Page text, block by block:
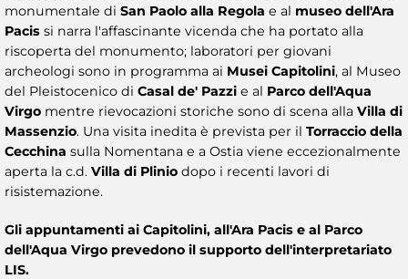
monumentale di San Paolo alla Regola e al museo dell'Ara
Pacis si narra l'affascinante vicenda che ha portato alla
riscoperta del monumento; laboratori per giovani
archeologi sono in programma ai Musei Capitolini, al Museo
del Pleistocenico di Casal de' Pazzi e al Parco dell'Aqua
Virgo mentre rievocazioni storiche sono di scena alla Villa di
Massenzio. Una visita inedita è prevista per il Torraccio della
Cecchina sulla Nomentana e a Ostia viene eccezionalmente
aperta la c.d. Villa di Plinio dopo i recenti lavori di
risistemazione.
Gli appuntamenti ai Capitolini, all'Ara Pacis e al Parco
dell'Aqua Virgo prevedono il supporto dell'interpretariato
LIS.